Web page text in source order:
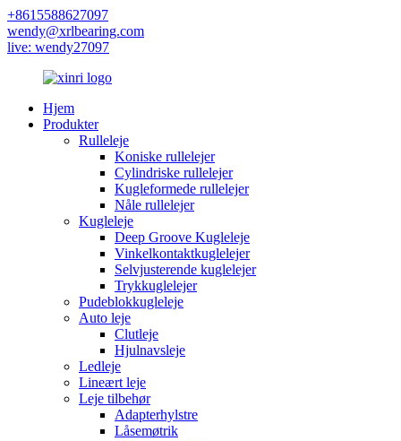
+8615588627097
wendy@xrlbearing.com
live: wendy27097
Hjem
Produkter
Rulleleje
Koniske rullelejer
Cylindriske rullelejer
Kugleformede rullelejer
Nåle rullelejer
Kugleleje
Deep Groove Kugleleje
Vinkelkontaktkuglelejer
Selvjusterende kuglelejer
Trykkuglelejer
Pudeblokkugleleje
Auto leje
Clutleje
Hjulnavsleje
Ledleje
Lineært leje
Leje tilbehør
Adapterhylstre
Låsemøtrik